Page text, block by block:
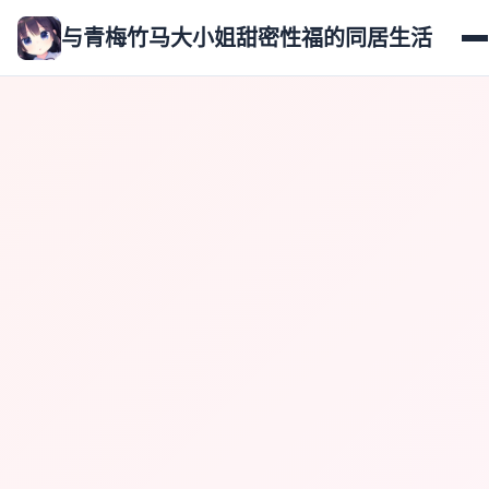
与青梅竹马大小姐甜密性福的同居生活